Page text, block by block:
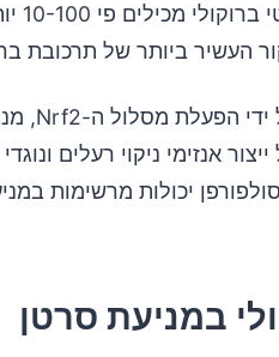
העשיר ביותר של תרכובת
אנזימי ניקוי רעלים
יכולות מרשימות
במניעת סרטן